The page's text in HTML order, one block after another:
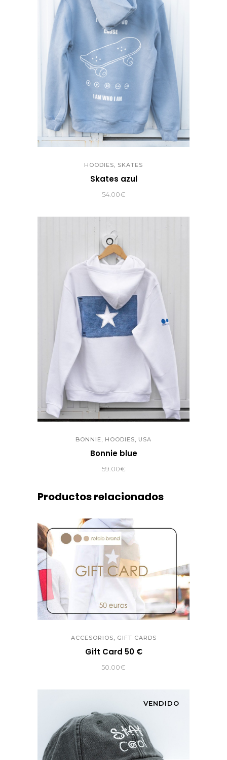
HOODIES, SKATES
Skates azul
54.00€
BONNIE, HOODIES, USA
Bonnie blue
59.00€
Productos relacionados
ACCESORIOS, GIFT CARDS
Gift Card 50 €
50.00€
VENDIDO